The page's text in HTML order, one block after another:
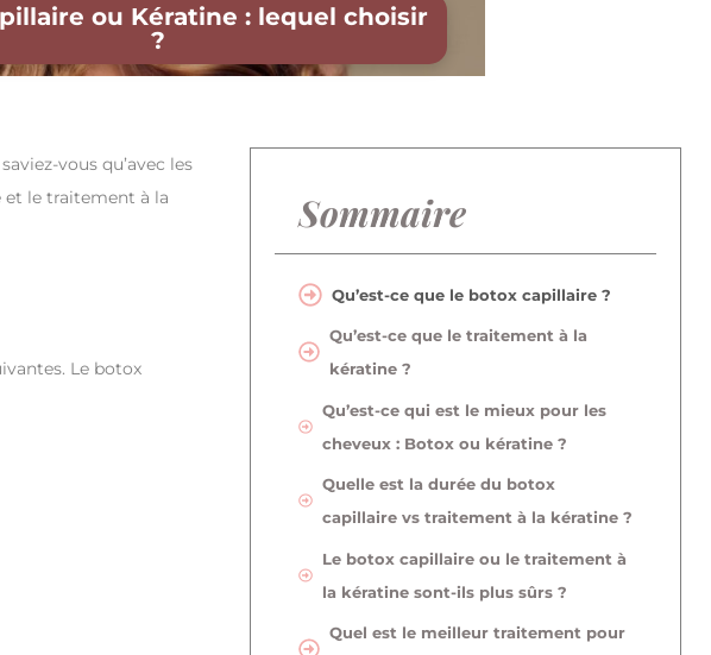
ou Kératine : lequel choisir
?
vous qu’avec les
le traitement à la
Le botox
Sommaire
Qu’est-ce que le botox capillaire ?
Qu’est-ce que le traitement à la
kératine ?
Qu’est-ce qui est le mieux pour les
cheveux : Botox ou kératine ?
Quelle est la durée du botox
capillaire vs traitement à la kératine ?
Le botox capillaire ou le traitement à
la kératine sont-ils plus sûrs ?
Quel est le meilleur traitement pour